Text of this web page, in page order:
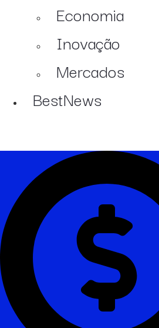
Economia
Inovação
Mercados
BestNews